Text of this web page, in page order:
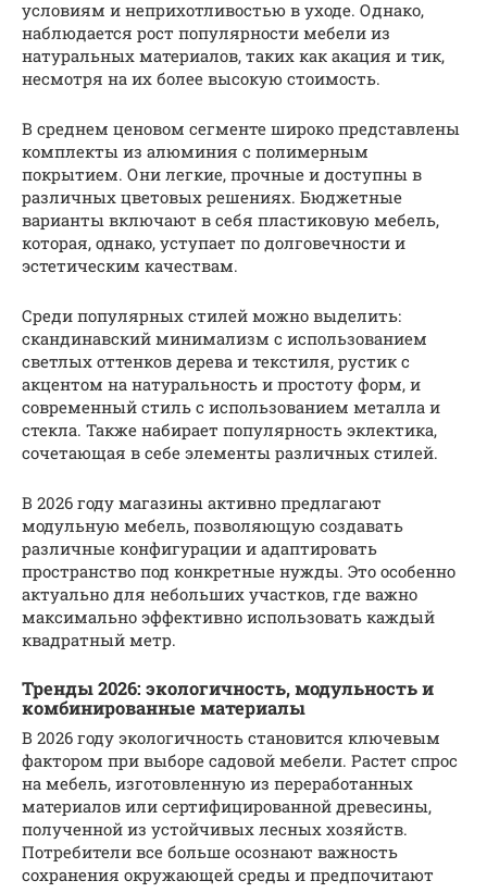
условиям и неприхотливостью в уходе. Однако,
наблюдается рост популярности мебели из
натуральных материалов, таких как акация и тик,
несмотря на их более высокую стоимость.
В среднем ценовом сегменте широко представлены
комплекты из алюминия с полимерным
покрытием. Они легкие, прочные и доступны в
различных цветовых решениях. Бюджетные
варианты включают в себя пластиковую мебель,
которая, однако, уступает по долговечности и
эстетическим качествам.
Среди популярных стилей можно выделить:
скандинавский минимализм с использованием
светлых оттенков дерева и текстиля, рустик с
акцентом на натуральность и простоту форм, и
современный стиль с использованием металла и
стекла. Также набирает популярность эклектика,
сочетающая в себе элементы различных стилей.
В 2026 году магазины активно предлагают
модульную мебель, позволяющую создавать
различные конфигурации и адаптировать
пространство под конкретные нужды. Это особенно
актуально для небольших участков, где важно
максимально эффективно использовать каждый
квадратный метр.
Тренды 2026: экологичность, модульность и
комбинированные материалы
В 2026 году экологичность становится ключевым
фактором при выборе садовой мебели. Растет спрос
на мебель, изготовленную из переработанных
материалов или сертифицированной древесины,
полученной из устойчивых лесных хозяйств.
Потребители все больше осознают важность
сохранения окружающей среды и предпочитают